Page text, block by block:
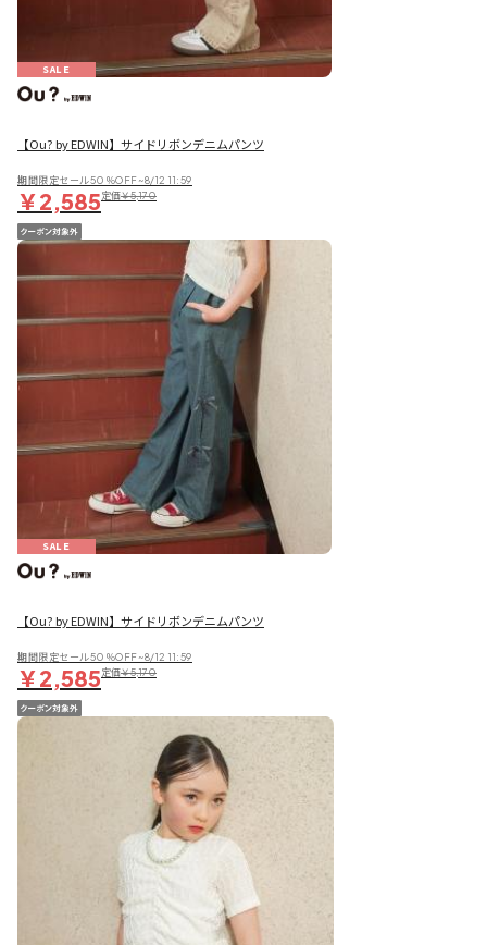
SALE
【Ou? by EDWIN】サイドリボンデニムパンツ
期間限定セール50％OFF~8/12 11:59
￥2,585定価￥5,170
SALE
【Ou? by EDWIN】サイドリボンデニムパンツ
期間限定セール50％OFF~8/12 11:59
￥2,585定価￥5,170